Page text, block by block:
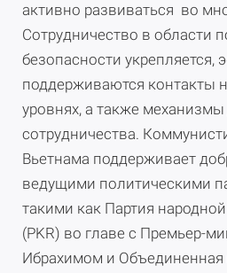
активно развиваться во
Сотрудничество в области
безопасности укрепляется,
поддерживаются контакты
уровнях, а также механизмы
сотрудничества.
Вьетнама поддерживает
ведущими политическими
такими как Партия
(PKR) во главе с Премьер-
Ибрахимом и Объединенная